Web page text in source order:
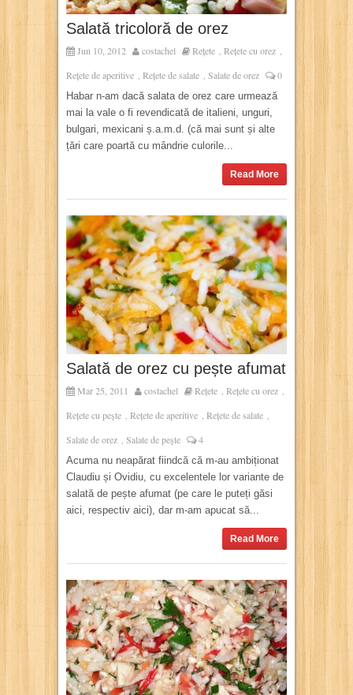
Salată tricoloră de orez
Jun 10, 2012 costachel Rețete , Rețete cu orez ,
Rețete de aperitive , Rețete de salate , Salate de orez 0
Habar n-am dacă salata de orez care urmează
mai la vale o fi revendicată de italieni, unguri,
bulgari, mexicani ș.a.m.d. (că mai sunt și alte
țări care poartă cu mândrie culorile...
Read More
Salată de orez cu pește afumat
Mar 25, 2011 costachel Rețete Rețete cu orez
Rețete cu pește Rețete de aperitive Rețete de salate
Salate de orez Salate de pește 4
Acuma nu neapărat fiindcă că m-au ambiționat
Claudiu și Ovidiu, cu excelentele lor variante de
salată de pește afumat (pe care le puteți găsi
aici, respectiv aici), dar m-am apucat să...
Read More